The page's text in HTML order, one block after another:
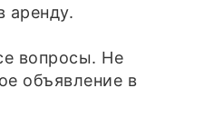
аренду.
вопросы. Не
объявление в